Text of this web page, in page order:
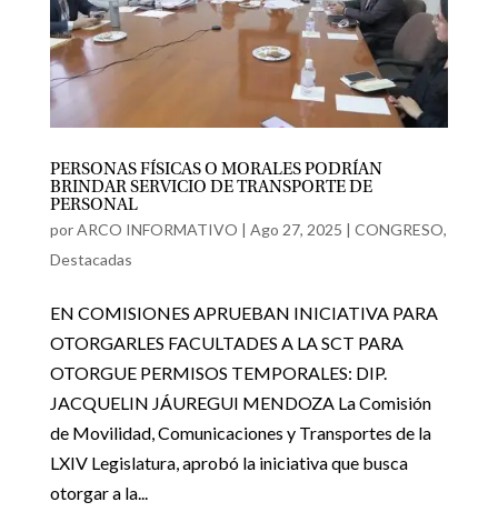
PERSONAS FÍSICAS O MORALES PODRÍAN
BRINDAR SERVICIO DE TRANSPORTE DE
PERSONAL
porARCO INFORMATIVO | Ago 27, 2025 | CONGRESO,
Destacadas
EN COMISIONES APRUEBAN INICIATIVA PARA
OTORGARLES FACULTADES A LA SCT PARA
OTORGUE PERMISOS TEMPORALES: DIP.
JACQUELIN JÁUREGUI MENDOZA La Comisión
de Movilidad, Comunicaciones y Transportes de la
LXIV Legislatura, aprobó la iniciativa que busca
otorgar a la...